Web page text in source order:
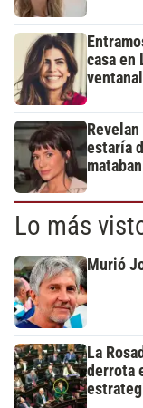
casa en
estaría
Lo más
Murió
La
derrota